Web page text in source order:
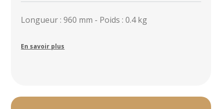
Longueur : 960 mm - Poids : 0.4 kg
En savoir plus